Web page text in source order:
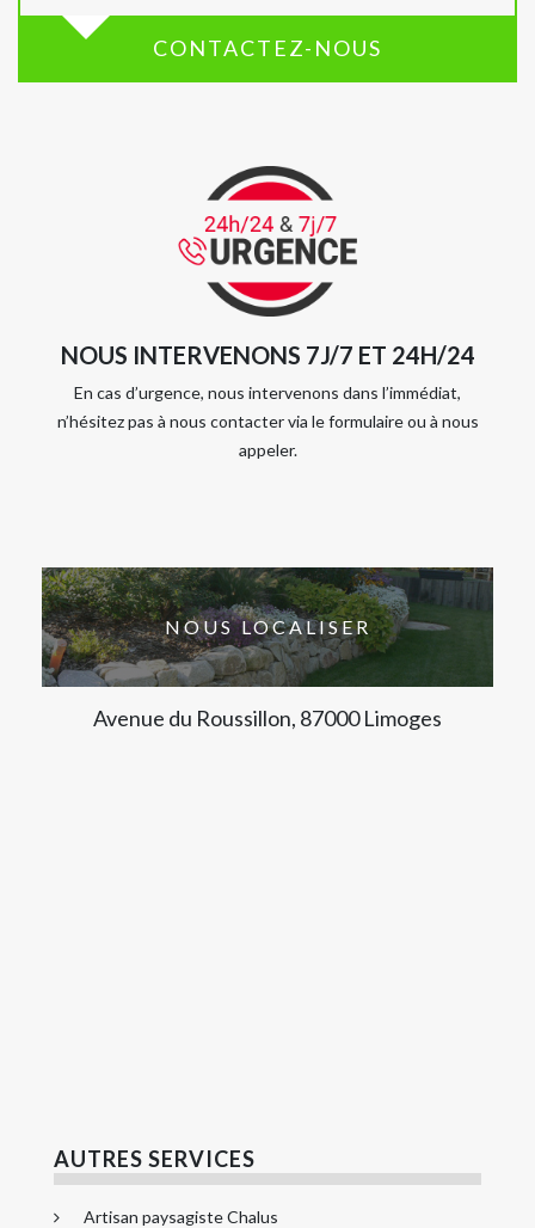
CONTACTEZ-NOUS
NOUS INTERVENONS 7J/7 ET 24H/24
En cas d’urgence, nous intervenons dans l’immédiat,
n’hésitez pas à nous contacter via le formulaire ou à nous
appeler.
NOUS LOCALISER
Avenue du Roussillon, 87000 Limoges
AUTRES SERVICES
Artisan paysagiste Chalus